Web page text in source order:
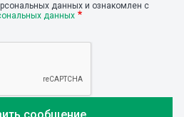
данных и ознакомлен с
данных